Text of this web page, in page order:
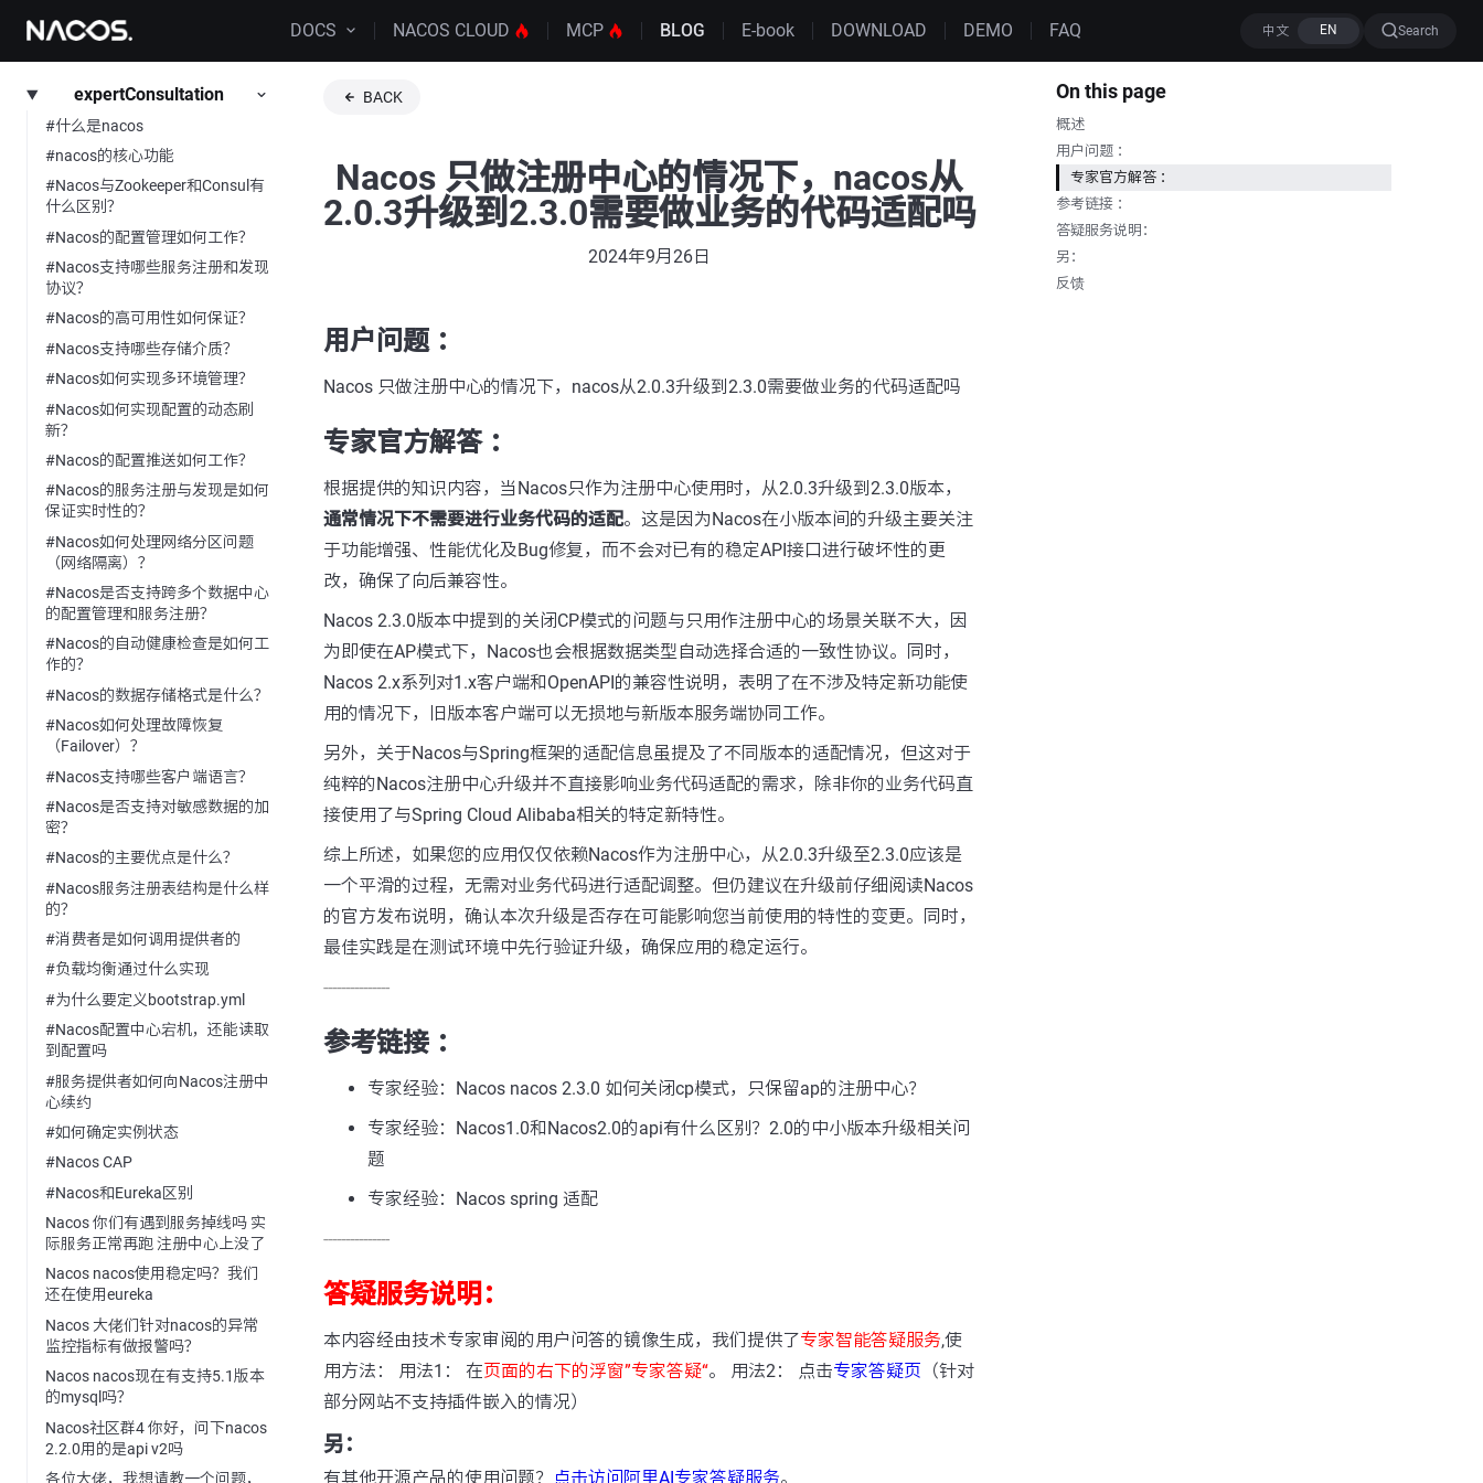
DOCS NACOS CLOUD MCP BLOG E-book DOWNLOAD DEMO FAQ Search
expertConsultation
#什么是nacos
#nacos的核心功能
#Nacos与Zookeeper和Consul有
什么区别？
#Nacos的配置管理如何工作？
#Nacos支持哪些服务注册和发现
协议？
#Nacos的高可用性如何保证？
#Nacos支持哪些存储介质？
#Nacos如何实现多环境管理？
#Nacos如何实现配置的动态刷
新？
#Nacos的配置推送如何工作？
#Nacos的服务注册与发现是如何
保证实时性的？
#Nacos如何处理网络分区问题
（网络隔离）？
#Nacos是否支持跨多个数据中心
的配置管理和服务注册？
#Nacos的自动健康检查是如何工
作的？
#Nacos的数据存储格式是什么？
#Nacos如何处理故障恢复
（Failover）？
#Nacos支持哪些客户端语言？
#Nacos是否支持对敏感数据的加
密？
#Nacos的主要优点是什么？
#Nacos服务注册表结构是什么样
的？
#消费者是如何调用提供者的
#负载均衡通过什么实现
#为什么要定义bootstrap.yml
#Nacos配置中心宕机，还能读取
到配置吗
#服务提供者如何向Nacos注册中
心续约
#如何确定实例状态
#Nacos CAP
#Nacos和Eureka区别
Nacos 你们有遇到服务掉线吗 实
际服务正常再跑 注册中心上没了
Nacos nacos使用稳定吗？我们
还在使用eureka
Nacos 大佬们针对nacos的异常
监控指标有做报警吗？
Nacos nacos现在有支持5.1版本
的mysql吗？
Nacos社区群4 你好，问下nacos
2.2.0用的是api v2吗
各位大佬，我想请教一个问题，
BACK
Nacos 只做注册中心的情况下，nacos从
2.0.3升级到2.3.0需要做业务的代码适配吗
2024年9月26日
用户问题 ：
Nacos 只做注册中心的情况下，nacos从2.0.3升级到2.3.0需要做业务的代码适配吗
专家官方解答 ：
根据提供的知识内容，当Nacos只作为注册中心使用时，从2.0.3升级到2.3.0版本，
通常情况下不需要进行业务代码的适配。这是因为Nacos在小版本间的升级主要关注
于功能增强、性能优化及Bug修复，而不会对已有的稳定API接口进行破坏性的更
改，确保了向后兼容性。
Nacos 2.3.0版本中提到的关闭CP模式的问题与只用作注册中心的场景关联不大，因
为即使在AP模式下，Nacos也会根据数据类型自动选择合适的一致性协议。同时，
Nacos 2.x系列对1.x客户端和OpenAPI的兼容性说明，表明了在不涉及特定新功能使
用的情况下，旧版本客户端可以无损地与新版本服务端协同工作。
另外，关于Nacos与Spring框架的适配信息虽提及了不同版本的适配情况，但这对于
纯粹的Nacos注册中心升级并不直接影响业务代码适配的需求，除非你的业务代码直
接使用了与Spring Cloud Alibaba相关的特定新特性。
综上所述，如果您的应用仅仅依赖Nacos作为注册中心，从2.0.3升级至2.3.0应该是
一个平滑的过程，无需对业务代码进行适配调整。但仍建议在升级前仔细阅读Nacos
的官方发布说明，确认本次升级是否存在可能影响您当前使用的特性的变更。同时，
最佳实践是在测试环境中先行验证升级，确保应用的稳定运行。
---------------
参考链接 ：
专家经验：Nacos nacos 2.3.0 如何关闭cp模式，只保留ap的注册中心？
专家经验：Nacos1.0和Nacos2.0的api有什么区别？2.0的中小版本升级相关问
题
专家经验：Nacos spring 适配
---------------
答疑服务说明：
本内容经由技术专家审阅的用户问答的镜像生成，我们提供了专家智能答疑服务,使
用方法： 用法1： 在页面的右下的浮窗”专家答疑“。 用法2： 点击专家答疑页 （针对
部分网站不支持插件嵌入的情况）
另：
有其他开源产品的使用问题？ 点击访问阿里AI专家答疑服务。
On this page
概述
用户问题 ：
专家官方解答 ：
参考链接 ：
答疑服务说明：
另：
反馈